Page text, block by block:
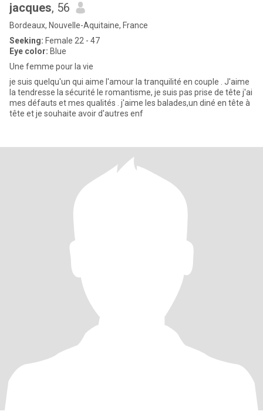
jacques, 56
Bordeaux, Nouvelle-Aquitaine, France
Seeking: Female 22 - 47
Eye color: Blue
Une femme pour la vie
je suis quelqu'un qui aime l'amour la tranquilité en couple . J'aime
la tendresse la sécurité le romantisme, je suis pas prise de tête j'ai
mes défauts et mes qualités . j'aime les balades,un diné en tête à
tête et je souhaite avoir d'autres enf